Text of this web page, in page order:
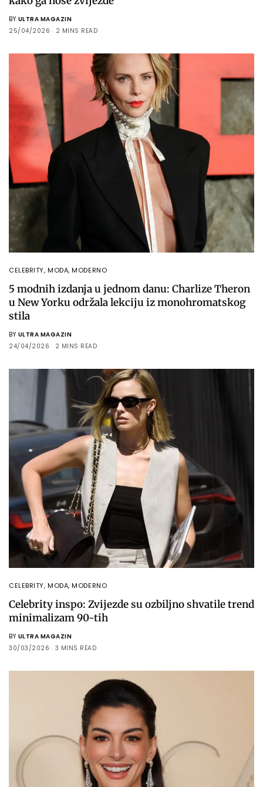
BY ULTRA MAGAZIN
25/04/2026
2 MINS READ
CELEBRITY,MODA,MODERNO
5 modnih izdanja u jednom danu: Charlize Theron
u New Yorku održala lekciju iz monohromatskog
stila
BY ULTRA MAGAZIN
24/04/2026
2 MINS READ
CELEBRITY,MODA,MODERNO
Celebrity inspo: Zvijezde su ozbiljno shvatile trend
minimalizam 90-tih
BY ULTRA MAGAZIN
30/03/2026
3 MINS READ